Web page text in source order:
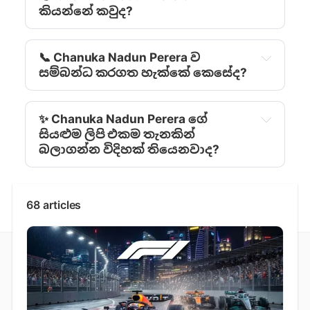
කියන්නේ කවුද?
📞 Chanuka Nadun Perera ව
සම්බන්ධ කරගත හැක්කේ කෙසේද?
✨ Chanuka Nadun Perera ‍ගේ
සියළුම ලිපි එකම තැනකින්
බලාගන්න විදිහක් තියෙනවාද?
68 articles